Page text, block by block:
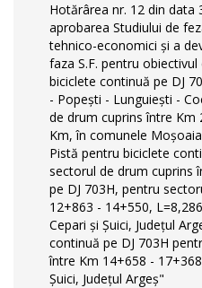
Hotărârea nr. 12 din data
aprobarea Studiului de
tehnico-economici și a
faza S.F. pentru
biciclete continuă pe DJ
- Popeşti - Lunguieşti -
de drum cuprins între Km
Km, în comunele
Pistă pentru biciclete
sectorul de drum cuprins
pe DJ 703H, pentru
12+863 - 14+550,
Cepari și Șuici, Judeţul
continuă pe DJ 703H
între Km 14+658 -
Șuici, Județul Argeş"